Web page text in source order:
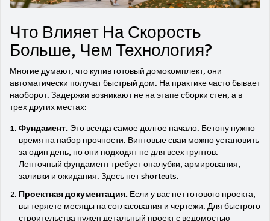
Что Влияет На Скорость
Больше, Чем Технология?
Многие думают, что купив готовый домокомплект, они
автоматически получат быстрый дом. На практике часто бывает
наоборот. Задержки возникают не на этапе сборки стен, а в
трех других местах:
Фундамент. Это всегда самое долгое начало. Бетону нужно
время на набор прочности. Винтовые сваи можно установить
за один день, но они подходят не для всех грунтов.
Ленточный фундамент требует опалубки, армирования,
заливки и ожидания. Здесь нет shortcuts.
Проектная документация. Если у вас нет готового проекта,
вы теряете месяцы на согласования и чертежи. Для быстрого
строительства нужен детальный проект с ведомостью